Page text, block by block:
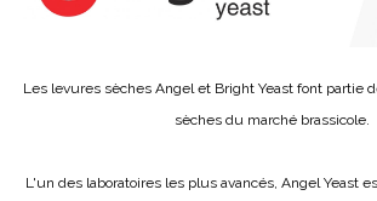
Les levures sèches Angel et Bright Yeast font partie
sèches du marché brassicole.
L'un des laboratoires les plus avancés, Angel Yeast